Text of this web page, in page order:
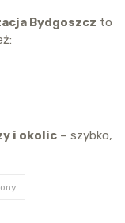
Bydgoszcz to
i okolic – szybko,